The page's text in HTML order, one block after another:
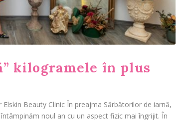
kilogramele în plus
Beauty Clinic În preajma Sărbătorilor de iarnă,
noul an cu un aspect fizic mai îngrijit. În